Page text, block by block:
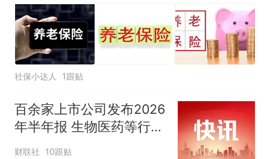
社保小达人 1跟贴
百余家上市公司发布2026
年半年报 生物医药等行业
现亮点
财联社 10跟贴